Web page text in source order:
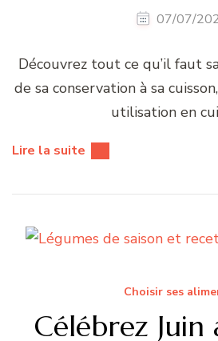
07/07/
Découvrez tout ce qu’il faut
de sa conservation à sa
utilisation en
Lire la suite
Choisir ses
Célébrez Juin